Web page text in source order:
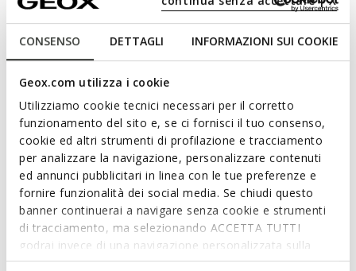
CONSENSO DETTAGLI INFORMAZIONI SUI COOKIE
Geox.com utilizza i cookie
Utilizziamo cookie tecnici necessari per il corretto
funzionamento del sito e, se ci fornisci il tuo consenso,
cookie ed altri strumenti di profilazione e tracciamento
per analizzare la navigazione, personalizzare contenuti
ed annunci pubblicitari in linea con le tue preferenze e
fornire funzionalità dei social media. Se chiudi questo
banner continuerai a navigare senza cookie e strumenti
di tracciamento, ma selezionando ACCETTA TUTTI
godrai invece di una navigazione personalizzata sulla
base dei tuoi gusti ed interessi. Selezionando
Catria Woman
Ankle boots with laces
kr1.799,00
Select Size
This item has often been returned because it was too big. We
recommend that you size down.
ADD TO CART